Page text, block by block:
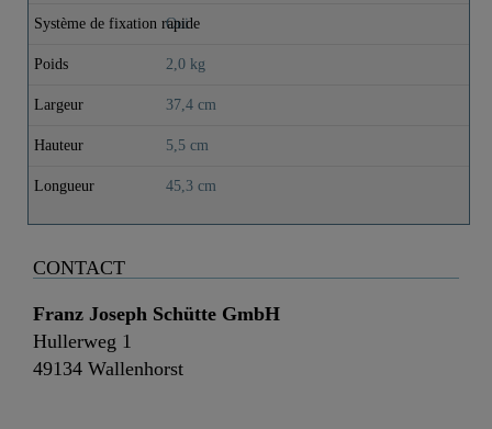
Système de fixation rapide
Oui
Poids 2,0 kg
Largeur 37,4 cm
Hauteur 5,5 cm
Longueur 45,3 cm
CONTACT
Franz Joseph Schütte GmbH
Hullerweg 1
49134 Wallenhorst